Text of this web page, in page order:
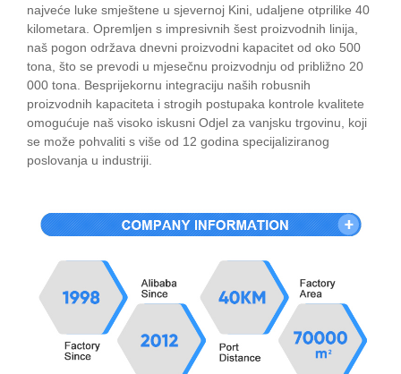
najveće luke smještene u sjevernoj Kini, udaljene otprilike 40
kilometara. Opremljen s impresivnih šest proizvodnih linija,
naš pogon održava dnevni proizvodni kapacitet od oko 500
tona, što se prevodi u mjesečnu proizvodnju od približno 20
000 tona. Besprijekornu integraciju naših robusnih
proizvodnih kapaciteta i strogih postupaka kontrole kvalitete
omogućuje naš visoko iskusni Odjel za vanjsku trgovinu, koji
se može pohvaliti s više od 12 godina specijaliziranog
poslovanja u industriji.